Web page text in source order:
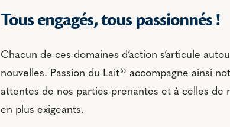
Tous engagés, tous passionnés !
Chacun de ces domaines d’action s’articule
nouvelles. Passion du Lait® accompagne ainsi
attentes de nos parties prenantes et à celles de
en plus exigeants.